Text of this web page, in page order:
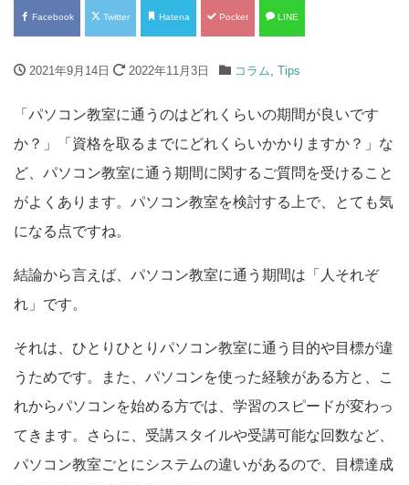
Facebook Twitter Hatena Pocket LINE
2021年9月14日 2022年11月3日 コラム, Tips
「パソコン教室に通うのはどれくらいの期間が良いです
か？」「資格を取るまでにどれくらいかかりますか？」な
ど、パソコン教室に通う期間に関するご質問を受けること
がよくあります。パソコン教室を検討する上で、とても気
になる点ですね。
結論から言えば、パソコン教室に通う期間は「人それぞ
れ」です。
それは、ひとりひとりパソコン教室に通う目的や目標が違
うためです。また、パソコンを使った経験がある方と、こ
れからパソコンを始める方では、学習のスピードが変わっ
てきます。さらに、受講スタイルや受講可能な回数など、
パソコン教室ごとにシステムの違いがあるので、目標達成